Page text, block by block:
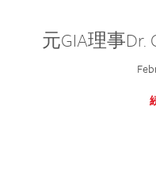
元GIA理事Dr.